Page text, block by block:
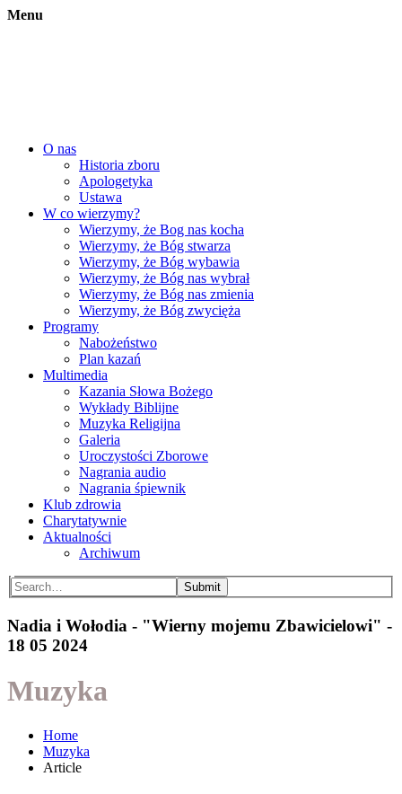
Menu
O nas
Historia zboru
Apologetyka
Ustawa
W co wierzymy?
Wierzymy, że Bog nas kocha
Wierzymy, że Bóg stwarza
Wierzymy, że Bóg wybawia
Wierzymy, że Bóg nas wybrał
Wierzymy, że Bóg nas zmienia
Wierzymy, że Bóg zwycięża
Programy
Nabożeństwo
Plan kazań
Multimedia
Kazania Słowa Bożego
Wykłady Biblijne
Muzyka Religijna
Galeria
Uroczystości Zborowe
Nagrania audio
Nagrania śpiewnik
Klub zdrowia
Charytatywnie
Aktualności
Archiwum
Submit
Nadia i Wołodia - "Wierny mojemu Zbawicielowi" -
18 05 2024
Muzyka
Home
Muzyka
Article